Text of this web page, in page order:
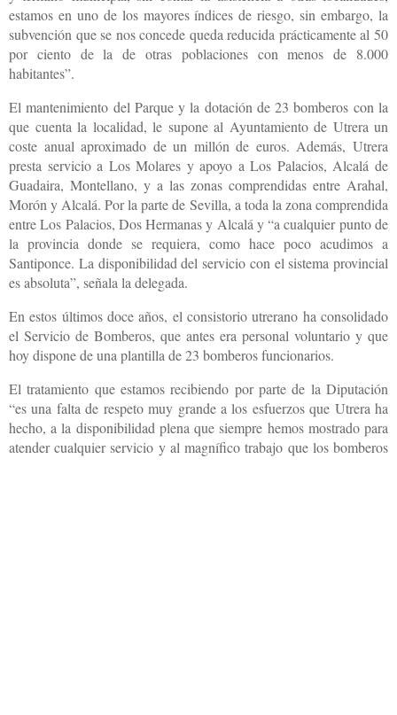
estamos en uno de los mayores índices de riesgo, sin embargo, la
subvención que se nos concede queda reducida prácticamente al 50
por ciento de la de otras poblaciones con menos de 8.000
habitantes”.
El mantenimiento del Parque y la dotación de 23 bomberos con la
que cuenta la localidad, le supone al Ayuntamiento de Utrera un
coste anual aproximado de un millón de euros. Además, Utrera
presta servicio a Los Molares y apoyo a Los Palacios, Alcalá de
Guadaira, Montellano, y a las zonas comprendidas entre Arahal,
Morón y Alcalá. Por la parte de Sevilla, a toda la zona comprendida
entre Los Palacios, Dos Hermanas y Alcalá y “a cualquier punto de
la provincia donde se requiera, como hace poco acudimos a
Santiponce. La disponibilidad del servicio con el sistema provincial
es absoluta”, señala la delegada.
En estos últimos doce años, el consistorio utrerano ha consolidado
el Servicio de Bomberos, que antes era personal voluntario y que
hoy dispone de una plantilla de 23 bomberos funcionarios.
El tratamiento que estamos recibiendo por parte de la Diputación
“es una falta de respeto muy grande a los esfuerzos que Utrera ha
hecho, a la disponibilidad plena que siempre hemos mostrado para
atender cualquier servicio y al magnífico trabajo que los bomberos